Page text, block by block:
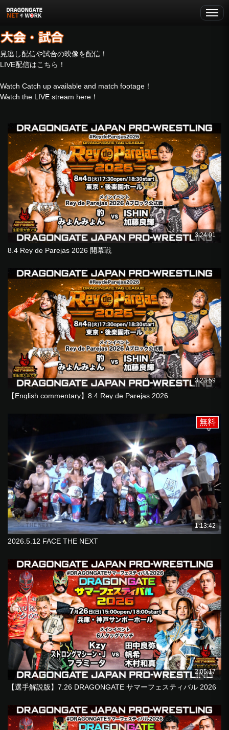
見逃し配信や試合の映像を配信！
LIVE配信はこちら！
Watch Catch up available and match footage！
Watch the LIVE stream here！
3:24:01
8.4 Rey de Parejas 2026 開幕戦
3:23:59
【English commentary】8.4 Rey de Parejas 2026
1:13:42
2026.5.12 FACE THE NEXT
無料
2:05:17
【選手解説版】7.26 DRAGONGATE サマーフェスティバル 2026